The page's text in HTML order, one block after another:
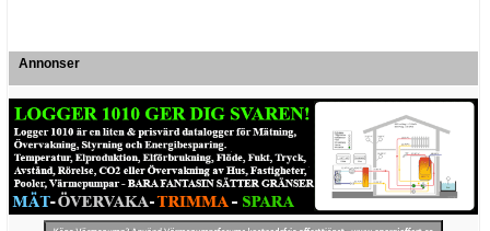
Annonser